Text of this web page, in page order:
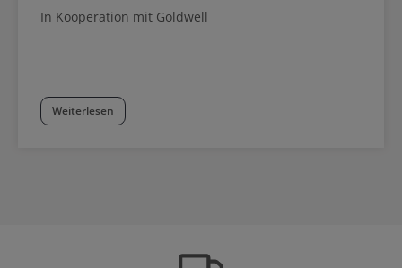
In Kooperation mit Goldwell
Weiterlesen